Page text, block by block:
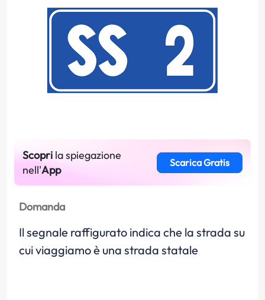
Scopri la spiegazione
nell'App
Scarica Gratis
Domanda
Il segnale raffigurato indica che la strada su
cui viaggiamo è una strada statale